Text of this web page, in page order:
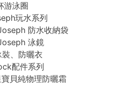
游泳圈
玩水系列
防水收納袋
泳鏡
、防曬衣
配件系列
貝純物理防曬霜